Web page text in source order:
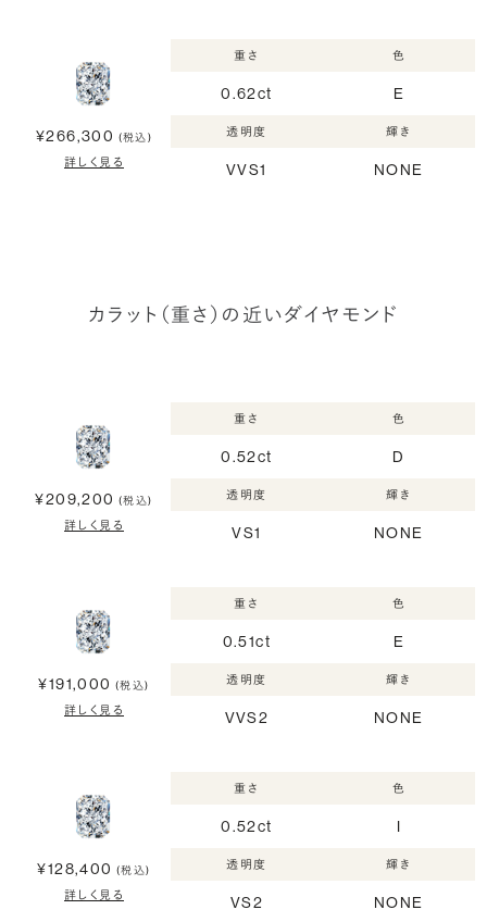
¥266,300 (税込)
詳しく見る
重さ
0.62ct
色
E
透明度
VVS1
輝き
NONE
カラット（重さ）の近いダイヤモンド
¥209,200 (税込)
詳しく見る
重さ
0.52ct
色
D
透明度
VS1
輝き
NONE
¥191,000 (税込)
詳しく見る
重さ
0.51ct
色
E
透明度
VVS2
輝き
NONE
¥128,400 (税込)
詳しく見る
重さ
0.52ct
色
I
透明度
VS2
輝き
NONE